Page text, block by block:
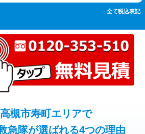
埋め戻し作業） 11,000円~
上） 66,000円
さ10㎝まで） 27,500円
さ10㎝超え） 38,500円
㎝まで） 27,500円
㎝超え） 38,500円
で 33,000円
超え +3,300円
33,000円
処理・清掃・修
など（軽作業）
11,000円
全て税込表記
槻市寿町エリアで
急隊が選ばれる4つの理由